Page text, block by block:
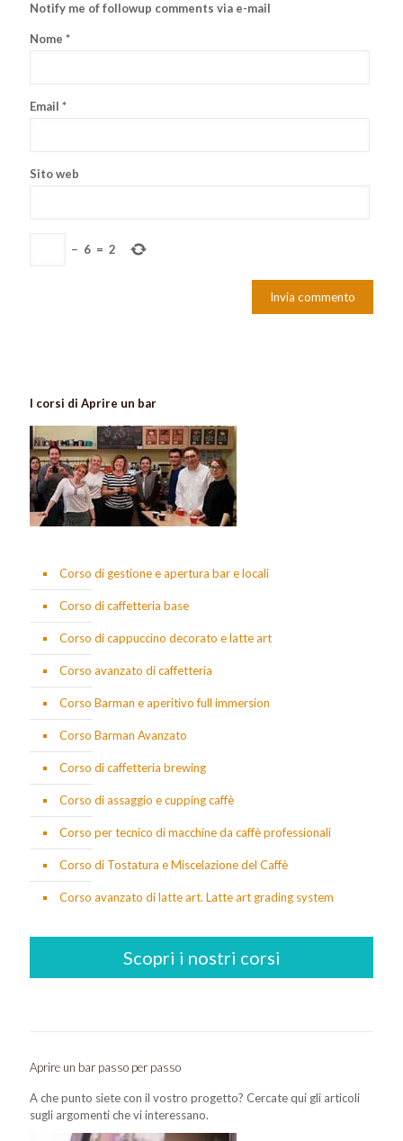
Notify me of followup comments via e-mail
Nome *
Email *
Sito web
− 6 = 2
I corsi di Aprire un bar
Corso di gestione e apertura bar e locali
Corso di caffetteria base
Corso di cappuccino decorato e latte art
Corso avanzato di caffetteria
Corso Barman e aperitivo full immersion
Corso Barman Avanzato
Corso di caffetteria brewing
Corso di assaggio e cupping caffè
Corso per tecnico di macchine da caffè professionali
Corso di Tostatura e Miscelazione del Caffè
Corso avanzato di latte art. Latte art grading system
Scopri i nostri corsi
Aprire un bar passo per passo
A che punto siete con il vostro progetto? Cercate qui gli articoli
sugli argomenti che vi interessano.